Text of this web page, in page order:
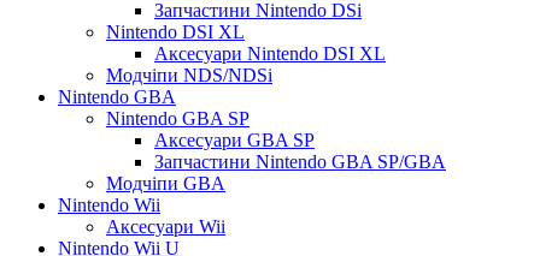
Запчастини Nintendo DSi
Nintendo DSI XL
Аксесуари Nintendo DSI XL
Модчіпи NDS/NDSi
Nintendo GBA
Nintendo GBA SP
Аксесуари GBA SP
Запчастини Nintendo GBA SP/GBA
Модчіпи GBA
Nintendo Wii
Аксесуари Wii
Nintendo Wii U